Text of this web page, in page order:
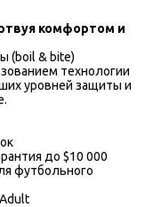
комфортом и
(boil & bite)
технологии
уровней защиты и
до $10 000
футбольного